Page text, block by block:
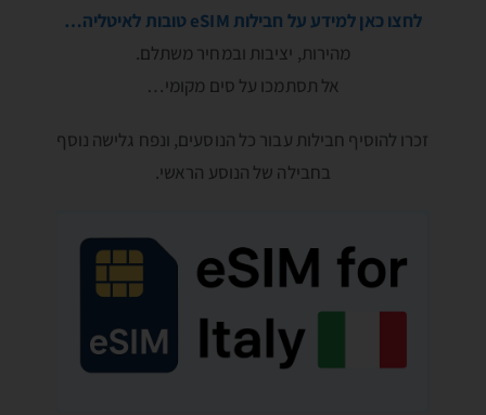
לחצו כאן למידע על חבילות eSIM טובות לאיטליה…
מהירות, יציבות ובמחיר משתלם.
אל תסתמכו על סים מקומי…
זכרו להוסיף חבילות עבור כל הנוסעים, ונפח גלישה נוסף
בחבילה של הנוסע הראשי.